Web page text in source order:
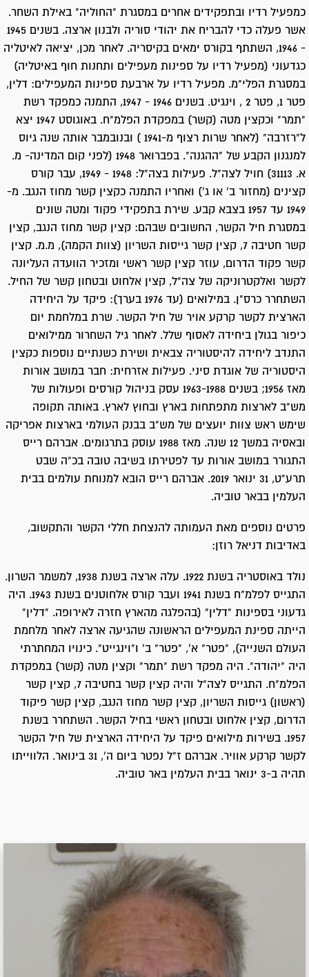
כמפעיל רדיו ובתפקידים אחרים במסגרת "החוליה" באילת השחר.
אשר פעלה כדי להבריח את יהודי סוריה ולבנון ארצה. בשנים 1945
- 1946, השתתף בקורס ימאים בקיסריה. לאחר מכן, יציאה לאיטליה
כגדעוני (מפעיל רדיו על ספינות מעפילים ותחנות חוף באיטליה)
במסגרת הפלי"מ. מפעיל רדיו על ארבעת ספינות המעפילים: דלין,
פטר 1, פטר 2 , וינגיט. בשנים 1946 - 1947, התמנה כמפקד רשת
"תמר" וכקצין מטה (קשר) במפקדת הפלמ"ח. באוגוסט 1947 יצא
ל"רזרבה" (לאחר שרות רצוף מ-1941 ) ובנובמבר אותה שנה גיוס
למנגנון הקבע של "ההגנה". בפברואר 1948 (לפני קום המדינה- מ.
א. 31113) חויל לצה"ל. פעילות בצה"ל: 1948 - 1949, עבר קורס
קצינים (מחזור ב' או ג') ואחריו התמנה כקצין קשר מחוז הנגב. מ-
1949 עד 1957 בצבא קבע. שירת בתפקידי פקוד ומטה שונים
במסגרת חיל הקשר, החשובים שבהם: קצין קשר מחוז הנגב, קצין
קשר חטיבה 7, קצין קשר גייסות השריון (צוות הקמה), מ.מ. קצין
קשר פקוד הדרום, עוזר קצין קשר ראשי ומזכיר הוועדה העליונה
לקשר ואלקטרוניקה של צה"ל, קצין אלחוט ובטחון קשר של החיל.
השתחרר כרס"ן. במילואים (עד 1976 בערך): פיקד על היחידה
הארצית לקשר קרקע אויר של חיל הקשר. שרת במלחמת יום
כיפור בגולן ביחידה לאסוף שלל. לאחר גיל השחרור ממילואים
התנדב ליחידה להיסטוריה צבאית ושירת כשנתיים נוספות כקצין
היסטוריה של אוגדת סיני. פעילות אזרחית: חבר במושב אורות
מאז 1956; בשנים 1963-1988 עסק בניהול קורסים ופעולות של
מש"ב לארצות מתפתחות בארץ ובחוץ לארץ. באותה תקופה
שימש ראש צוות יועצים של מש"ב בבנק העולמי בארצות אפריקה
ובאסיה במשך 12 שנה. מאז 1988 עוסק בתרגומים. אברהם רייס
התגורר במושב אורות עד לפטירתו בשיבה טובה בכ"ה שבט
תרע"ט, 31 ינואר 2019. אברהם רייס הובא למנוחת עולמים בבית
העלמין בבאר טוביה.
פרטים נוספים מאת העמותה להנצחת חללי הקשר והתקשוב,
באדיבות דניאל רוזן:
נולד באוסטריה בשנת 1922. עלה ארצה בשנת 1938, למשמר השרון.
התגייס לפלמ"ח בשנת 1941 ועבר קורס אלחוטנים בשנת 1943. היה
גדעוני בספינות "דלין" (בהפלגה מהארץ חזרה לאירופה. "דלין"
הייתה ספינת המעפילים הראשונה שהגיעה ארצה לאחר מלחמת
העולם השנייה), "פטר" א', "פטר" ב' ו"וינגייט". כינויו המחתרתי
היה "יהודה". היה מפקד רשת "תמר" וקצין מטה (קשר) במפקדת
הפלמ"ח. התגייס לצה"ל והיה קצין קשר בחטיבה 7, קצין קשר
(ראשון) גייסות השריון, קצין קשר מחוז הנגב, קצין קשר פיקוד
הדרום, קצין אלחוט ובטחון ראשי בחיל הקשר. השתחרר בשנת
1957. בשירות מילואים פיקד על היחידה הארצית של חיל הקשר
לקשר קרקע אוויר. אברהם ז"ל נפטר ביום ה', 31 בינואר. הלווייתו
תהיה ב-3 ינואר בבית העלמין באר טוביה.